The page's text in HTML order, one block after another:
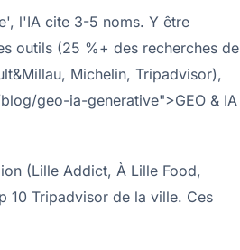
l'IA cite 3-5 noms. Y être
outils (25 %+ des recherches de
Michelin, Tripadvisor),
geo-ia-generative">GEO & IA
(Lille Addict, À Lille Food,
10 Tripadvisor de la ville. Ces